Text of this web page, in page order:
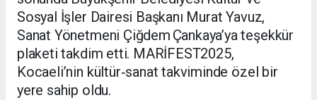
Sosyal İşler Dairesi Başkanı Murat Yavuz,
Sanat Yönetmeni Çiğdem Çankaya’ya teşekkür
plaketi takdim etti. MARİFEST2025,
Kocaeli’nin kültür‑sanat takviminde özel bir
yere sahip oldu.